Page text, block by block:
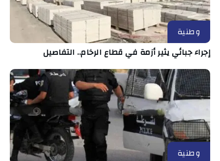
وطنية
إجراء جبائي يثير أزمة في قطاع الرخام.. التفاصيل
وطنية